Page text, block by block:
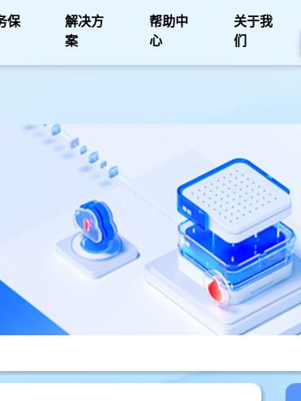
保
解决方
案
帮助中
心
关于我
们